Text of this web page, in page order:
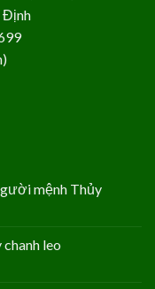
Định
mệnh Thủy
leo